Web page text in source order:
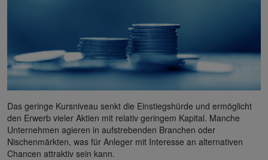
Das geringe Kursniveau senkt die Einstiegshürde und ermöglicht
den Erwerb vieler Aktien mit relativ geringem Kapital. Manche
Unternehmen agieren in aufstrebenden Branchen oder
Nischenmärkten, was für Anleger mit Interesse an alternativen
Chancen attraktiv sein kann.